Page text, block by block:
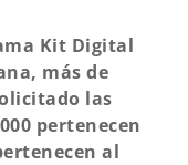
Kit Digital
más de
las
pertenecen
al